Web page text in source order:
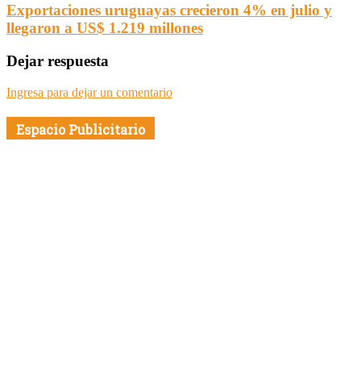
Exportaciones uruguayas crecieron 4% en julio y
llegaron a US$ 1.219 millones
Dejar respuesta
Ingresa para dejar un comentario
Espacio Publicitario